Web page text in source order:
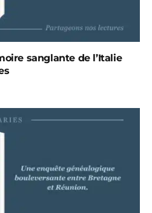
sanglante de l’Italie